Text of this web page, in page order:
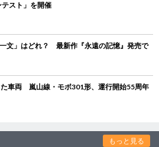
スト」を開催
文」はどれ？ 最新作『永遠の記憶』発売で
車両 嵐山線・モボ301形、運行開始55周年
もっと見る